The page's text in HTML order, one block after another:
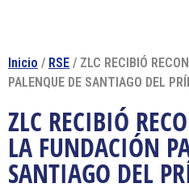
Inicio / RSE / ZLC RECIBIÓ
PALENQUE DE SANTIAGO DEL
ZLC RECIBIÓ
LA FUNDACIÓN
SANTIAGO DEL